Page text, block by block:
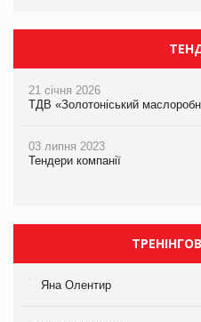
21 січня 2026
ТДВ «Золотоніський
03 липня 2023
Тендери компанії
Яна Олентир